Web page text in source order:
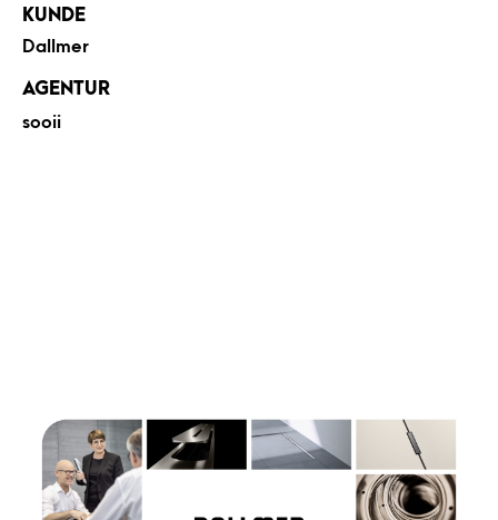
KUNDE
Dallmer
AGENTUR
sooii